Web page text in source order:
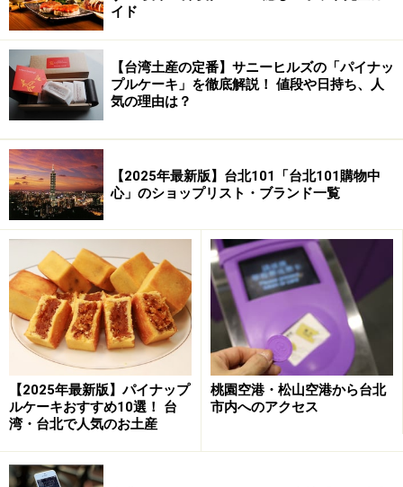
できる。
チェックインは、エントランスに常駐のス
タッフに告げると2Fの事務室から郭さんが
来てくれる。事前に宿泊予約しているた
め、セキュリティ・スタッフに名前を告げ
ればよい（スタッフは簡単な日本語ができ
る）。チェックインやチェックアウトの手
続きは、基本的に2Fの事務室で済ます。
エントランスには、日本経済新聞、日本の
週刊誌、台湾の情報誌、郵便受けがあるの
で滞在中はここで新聞などを読むこともで
きる。また、宿泊客を訪ねる来客とはここ
（もしくはB1Fの共有スペース）で面会す
る。
客室は2タイプ
公園に面した角部屋は人気が高い
イド
【台湾土産の定番】サニーヒルズの「パイナッ
プルケーキ」を徹底解説！ 値段や日持ち、人
気の理由は？
【2025年最新版】台北101「台北101購物中
心」のショップリスト・ブランド一覧
【2025年最新版】パイナップ
ルケーキおすすめ10選！ 台
湾・台北で人気のお土産
桃園空港・松山空港から台北
市内へのアクセス